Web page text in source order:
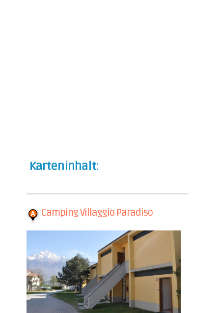
Karteninhalt:
Camping Villaggio Paradiso